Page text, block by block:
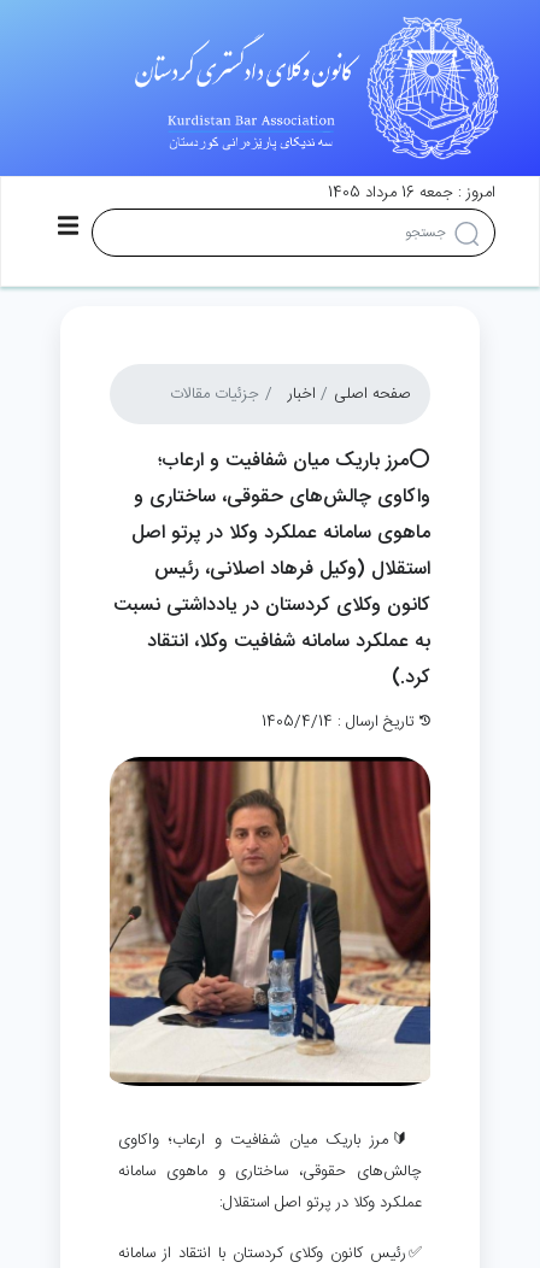
امروز : جمعه 16 مرداد 1405
صفحه اصلی اخبار جزئیات مقالات
⭕️مرز باریک میان شفافیت و ارعاب؛
واکاوی چالش‌های حقوقی، ساختاری و
ماهوی سامانه عملکرد وکلا در پرتو اصل
استقلال (وکیل فرهاد اصلانی، رئیس
کانون وکلای کردستان در یادداشتی نسبت
به عملکرد سامانه شفافیت وکلا، انتقاد
کرد.)
تاریخ ارسال : 1405/4/14
‍ 🔰مرز باریک میان شفافیت و ارعاب؛ واکاوی
چالش‌های حقوقی، ساختاری و ماهوی سامانه
عملکرد وکلا در پرتو اصل استقلال:
✅رئیس کانون وکلای کردستان با انتقاد از سامانه